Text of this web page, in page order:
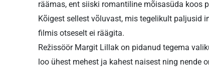
räämas, ent siiski romantiline mõisasüda koos
Kõigest sellest võluvast, mis tegelikult paljusid
filmis otseselt ei räägita.
Režissöör Margit Lillak on pidanud tegema
loo ühest mehest ja kahest naisest ning nende